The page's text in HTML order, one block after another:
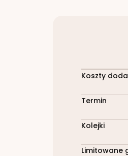
Koszty
Termin
Kolejki
Limitowane